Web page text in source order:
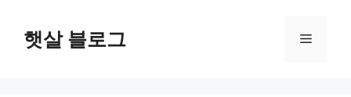
햇살 블로그 메